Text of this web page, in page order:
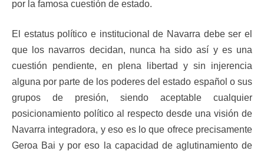
por la famosa cuestión de estado.
El estatus político e institucional de Navarra debe ser el
que los navarros decidan, nunca ha sido así y es una
cuestión pendiente, en plena libertad y sin injerencia
alguna por parte de los poderes del estado español o sus
grupos de presión, siendo aceptable cualquier
posicionamiento político al respecto desde una visión de
Navarra integradora, y eso es lo que ofrece precisamente
Geroa Bai y por eso la capacidad de aglutinamiento de